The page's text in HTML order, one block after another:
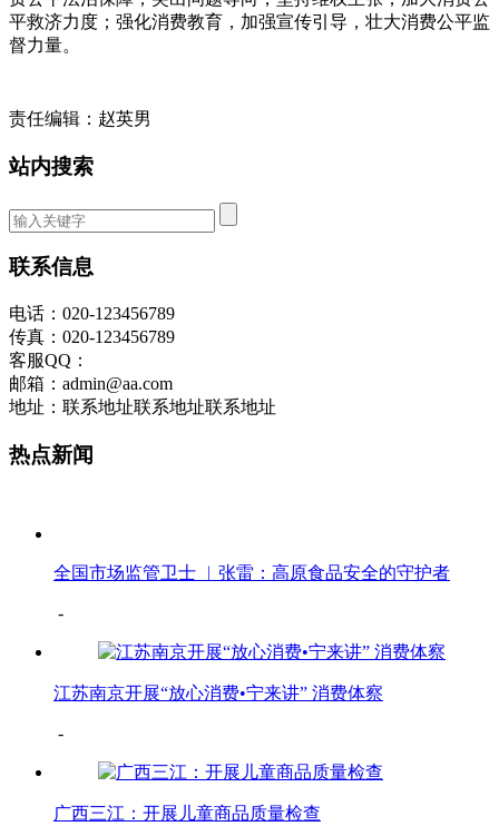
平救济力度；强化消费教育，加强宣传引导，壮大消费公平监
督力量。
责任编辑：赵英男
站内搜索
联系信息
电话：020-123456789
传真：020-123456789
客服QQ：
邮箱：admin@aa.com
地址：联系地址联系地址联系地址
热点新闻
全国市场监管卫士 ︳张雷：高原食品安全的守护者
-
江苏南京开展“放心消费•宁来讲” 消费体察
-
广西三江：开展儿童商品质量检查